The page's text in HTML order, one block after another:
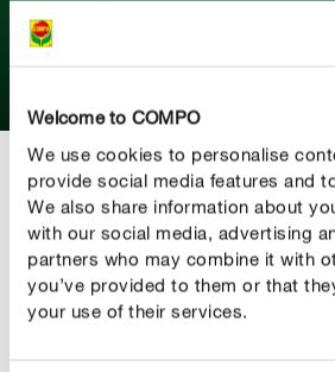
Welcome to COMPO
We use cookies to personalise
provide social media features and
We also share information about
with our social media, advertising
partners who may combine it with
you’ve provided to them or that
your use of their services.
NEUPRODUKTE IM ÜBERBLICK
Was gibt's Neues?